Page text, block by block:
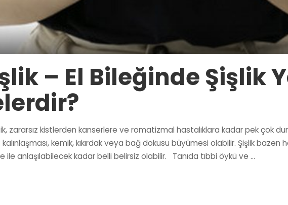
– El Bileğinde Şişlik
zararsız kistlerden kanserlere ve romatizmal hastalıklara kadar pek çok
kalınlaşması, kemik, kıkırdak veya bağ dokusu büyümesi olabilir. Şişlik
anlaşılabilecek kadar belli belirsiz olabilir. Tanıda tıbbi öykü ve ...